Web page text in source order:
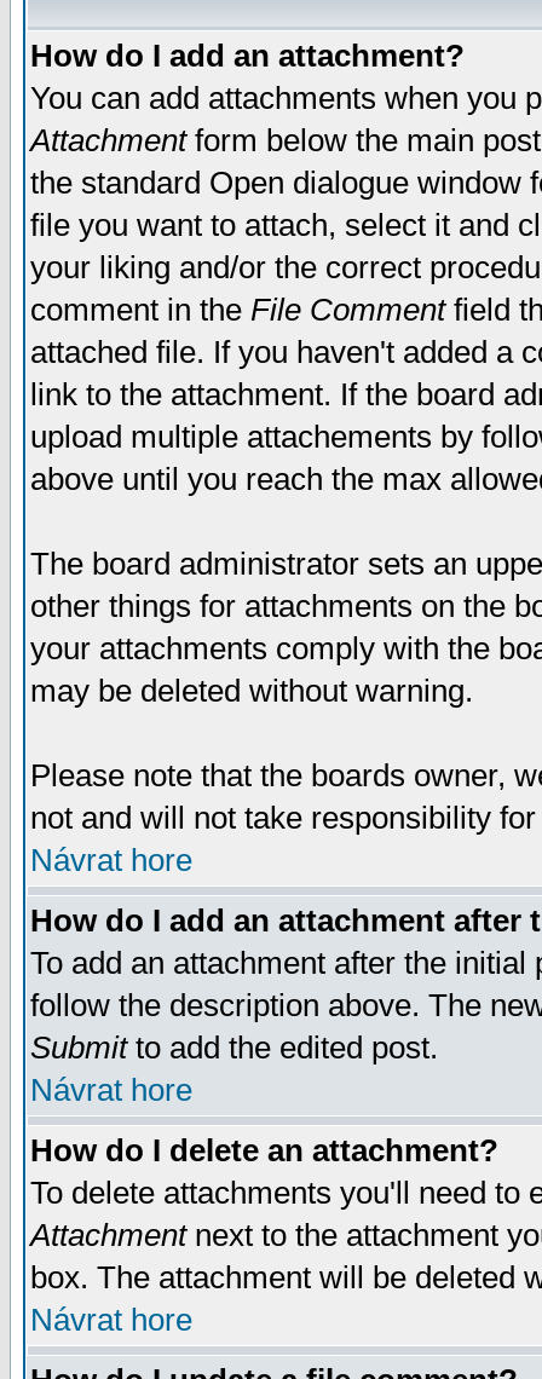
How do I add an attachment?
You can add attachments when you
Attachmentform below the main
the standard Open dialogue window
file you want to attach, select it and
your liking and/or the correct
comment in the File Commentfield
attached file. If you haven't added a
link to the attachment. If the board
upload multiple attachements by
above until you reach the max
The board administrator sets an
other things for attachments on the
your attachments comply with the
may be deleted without warning.
Please note that the boards owner,
not and will not take responsibility
Návrat hore
How do I add an attachment after
To add an attachment after the
follow the description above. The
Submitto add the edited post.
Návrat hore
How do I delete an attachment?
To delete attachments you'll need
Attachmentnext to the attachment
box. The attachment will be deleted
Návrat hore